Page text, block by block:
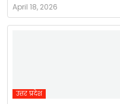
April 18, 2026
उत्तर प्रदेश